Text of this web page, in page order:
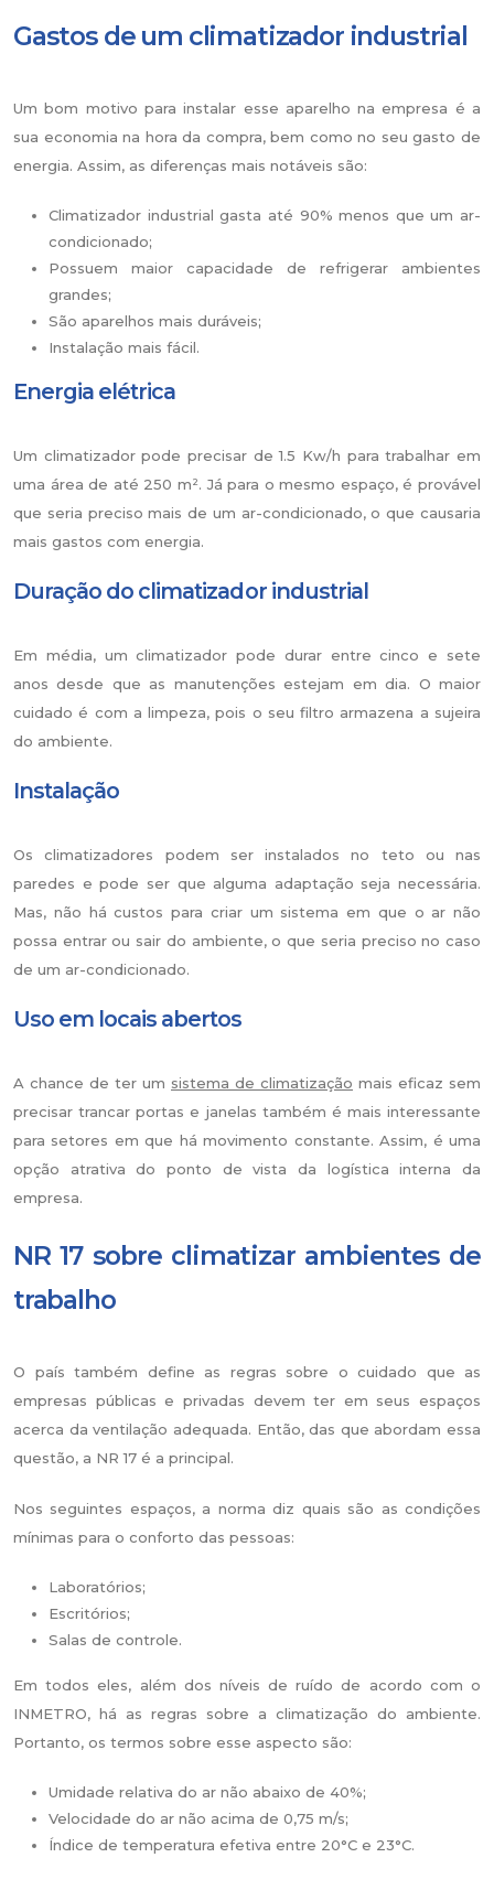
Gastos de um climatizador industrial
Um bom motivo para instalar esse aparelho na empresa é a
sua economia na hora da compra, bem como no seu gasto de
energia. Assim, as diferenças mais notáveis são:
Climatizador industrial gasta até 90% menos que um ar-
condicionado;
Possuem maior capacidade de refrigerar ambientes
grandes;
São aparelhos mais duráveis;
Instalação mais fácil.
Energia elétrica
Um climatizador pode precisar de 1.5 Kw/h para trabalhar em
uma área de até 250 m². Já para o mesmo espaço, é provável
que seria preciso mais de um ar-condicionado, o que causaria
mais gastos com energia.
Duração do climatizador industrial
Em média, um climatizador pode durar entre cinco e sete
anos desde que as manutenções estejam em dia. O maior
cuidado é com a limpeza, pois o seu filtro armazena a sujeira
do ambiente.
Instalação
Os climatizadores podem ser instalados no teto ou nas
paredes e pode ser que alguma adaptação seja necessária.
Mas, não há custos para criar um sistema em que o ar não
possa entrar ou sair do ambiente, o que seria preciso no caso
de um ar-condicionado.
Uso em locais abertos
A chance de ter um sistema de climatização mais eficaz sem
precisar trancar portas e janelas também é mais interessante
para setores em que há movimento constante. Assim, é uma
opção atrativa do ponto de vista da logística interna da
empresa.
NR 17 sobre climatizar ambientes de
trabalho
O país também define as regras sobre o cuidado que as
empresas públicas e privadas devem ter em seus espaços
acerca da ventilação adequada. Então, das que abordam essa
questão, a NR 17 é a principal.
Nos seguintes espaços, a norma diz quais são as condições
mínimas para o conforto das pessoas:
Laboratórios;
Escritórios;
Salas de controle.
Em todos eles, além dos níveis de ruído de acordo com o
INMETRO, há as regras sobre a climatização do ambiente.
Portanto, os termos sobre esse aspecto são:
Umidade relativa do ar não abaixo de 40%;
Velocidade do ar não acima de 0,75 m/s;
Índice de temperatura efetiva entre 20°C e 23°C.